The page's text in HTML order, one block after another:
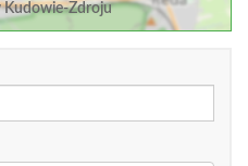
Kudowie-Zdroju